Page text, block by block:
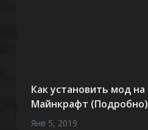
Как установить мод на
Майнкрафт (Подробно)
Янв 5, 2019